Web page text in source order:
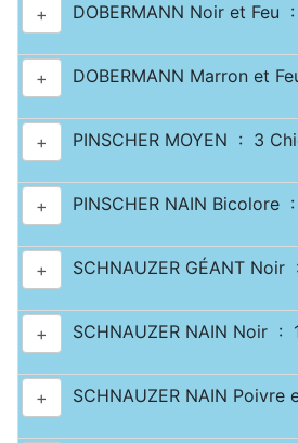
+ DOBERMANN Noir et Feu
+ DOBERMANN Marron et
+ PINSCHER MOYEN : 3
+ PINSCHER NAIN Bicolore
+ SCHNAUZER GÉANT
+ SCHNAUZER NAIN Noir :
+ SCHNAUZER NAIN